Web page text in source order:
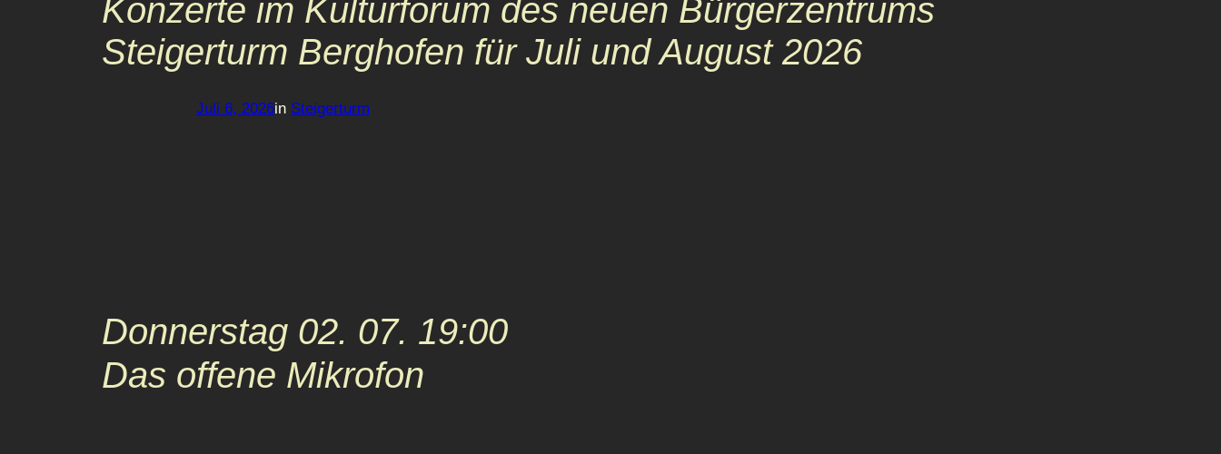
Konzerte im Kulturforum des neuen Bürgerzentrums
Steigerturm Berghofen für Juli und August 2026
Juli 6, 2026in Steigerturm
Donnerstag 02. 07. 19:00
Das offene Mikrofon